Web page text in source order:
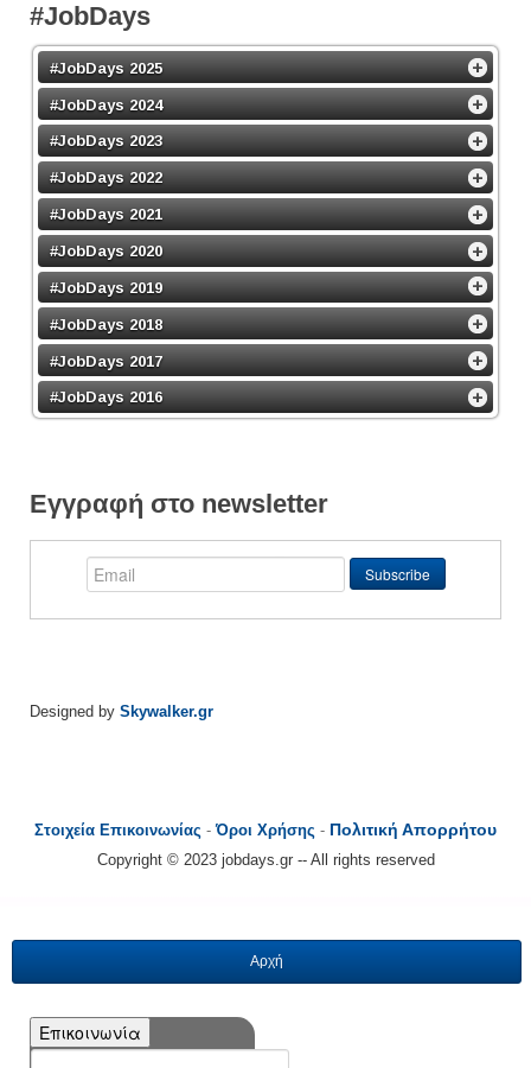
#JobDays
#JobDays 2025
#JobDays 2024
#JobDays 2023
#JobDays 2022
#JobDays 2021
#JobDays 2020
#JobDays 2019
#JobDays 2018
#JobDays 2017
#JobDays 2016
Εγγραφή στο newsletter
Designed by Skywalker.gr
Στοιχεία Επικοινωνίας -Όροι Χρήσης - Πολιτική Απορρήτου
Copyright © 2023 jobdays.gr -- All rights reserved
Αρχή